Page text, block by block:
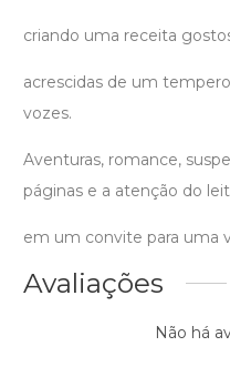
criando uma receita
acrescidas de um
vozes.
Aventuras, romance,
páginas e a atenção do
em um convite para uma
Avaliações
Não há